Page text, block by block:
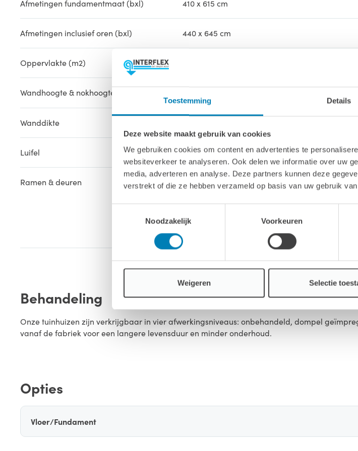
Toestemming Details
Deze website maakt gebruik van cookies
We gebruiken cookies om content en advertenties te
websiteverkeer te analyseren. Ook delen we informatie over uw
media, adverteren en analyse. Deze partners kunnen deze
verstrekt of die ze hebben verzameld op basis van uw gebruik
Noodzakelijk
Voorkeuren
Weigeren Selectie
Afmetingen fundamentmaat (bxl) 410 x 615 cm
Afmetingen inclusief oren (bxl) 440 x 645 cm
Oppervlakte (m2)
Wandhoogte & nokhoogte
Wanddikte
Luifel 200 cm
Ramen & deuren 1x Dubbele deur Complete 50'er: 155 x 194 cm
1x Dubbel draai - kiepraam: 162 x 91 cm
Behandeling
Onze tuinhuizen zijn verkrijgbaar in vier afwerkingsniveaus: onbehandeld, dompel
vanaf de fabriek voor een langere levensduur en minder onderhoud.
Opties
Vloer/Fundament